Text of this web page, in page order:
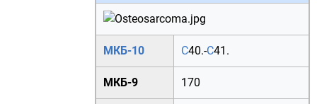
МКБ-10 C40.-C41.
МКБ-9 170